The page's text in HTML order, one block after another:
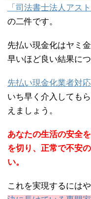
「司法書士法人アス
の二件です。
先払い現金化はヤミ
早いほど良い結果につ
先払い現金化業者対
いち早く介入しても
えましょう。
あなたの生活の安全
を切り、正常で不安
い。
これを実現するには